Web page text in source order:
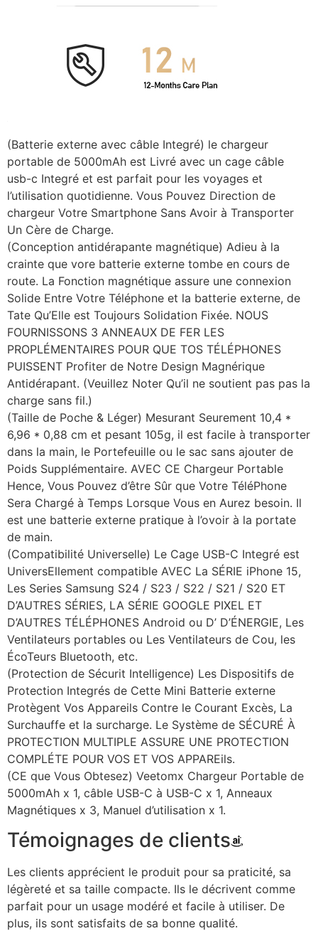
(Batterie externe avec câble Integré) le chargeur
portable de 5000mAh est Livré avec un cage câble
usb-c Integré et est parfait pour les voyages et
l’utilisation quotidienne. Vous Pouvez Direction de
chargeur Votre Smartphone Sans Avoir à Transporter
Un Cère de Charge.
(Conception antidérapante magnétique) Adieu à la
crainte que vore batterie externe tombe en cours de
route. La Fonction magnétique assure une connexion
Solide Entre Votre Téléphone et la batterie externe, de
Tate Qu’Elle est Toujours Solidation Fixée. NOUS
FOURNISSONS 3 ANNEAUX DE FER LES
PROPLÉMENTAIRES POUR QUE TOS TÉLÉPHONES
PUISSENT Profiter de Notre Design Magnérique
Antidérapant. (Veuillez Noter Qu’il ne soutient pas pas la
charge sans fil.)
(Taille de Poche & Léger) Mesurant Seurement 10,4 *
6,96 * 0,88 cm et pesant 105g, il est facile à transporter
dans la main, le Portefeuille ou le sac sans ajouter de
Poids Supplémentaire. AVEC CE Chargeur Portable
Hence, Vous Pouvez d’être Sûr que Votre TéléPhone
Sera Chargé à Temps Lorsque Vous en Aurez besoin. Il
est une batterie externe pratique à l’ovoir à la portate
de main.
(Compatibilité Universelle) Le Cage USB-C Integré est
UniversEllement compatible AVEC La SÉRIE iPhone 15,
Les Series Samsung S24 / S23 / S22 / S21 / S20 ET
D’AUTRES SÉRIES, LA SÉRIE GOOGLE PIXEL ET
D’AUTRES TÉLÉPHONES Android ou D’ D’ÉNERGIE, Les
Ventilateurs portables ou Les Ventilateurs de Cou, les
ÉcoTeurs Bluetooth, etc.
(Protection de Sécurit Intelligence) Les Dispositifs de
Protection Integrés de Cette Mini Batterie externe
Protègent Vos Appareils Contre le Courant Excès, La
Surchauffe et la surcharge. Le Système de SÉCURÉ À
PROTECTION MULTIPLE ASSURE UNE PROTECTION
COMPLÉTE POUR VOS ET VOS APPAREils.
(CE que Vous Obtesez) Veetomx Chargeur Portable de
5000mAh x 1, câble USB-C à USB-C x 1, Anneaux
Magnétiques x 3, Manuel d’utilisation x 1.
Témoignages de clients
Les clients apprécient le produit pour sa praticité, sa
légèreté et sa taille compacte. Ils le décrivent comme
parfait pour un usage modéré et facile à utiliser. De
plus, ils sont satisfaits de sa bonne qualité.